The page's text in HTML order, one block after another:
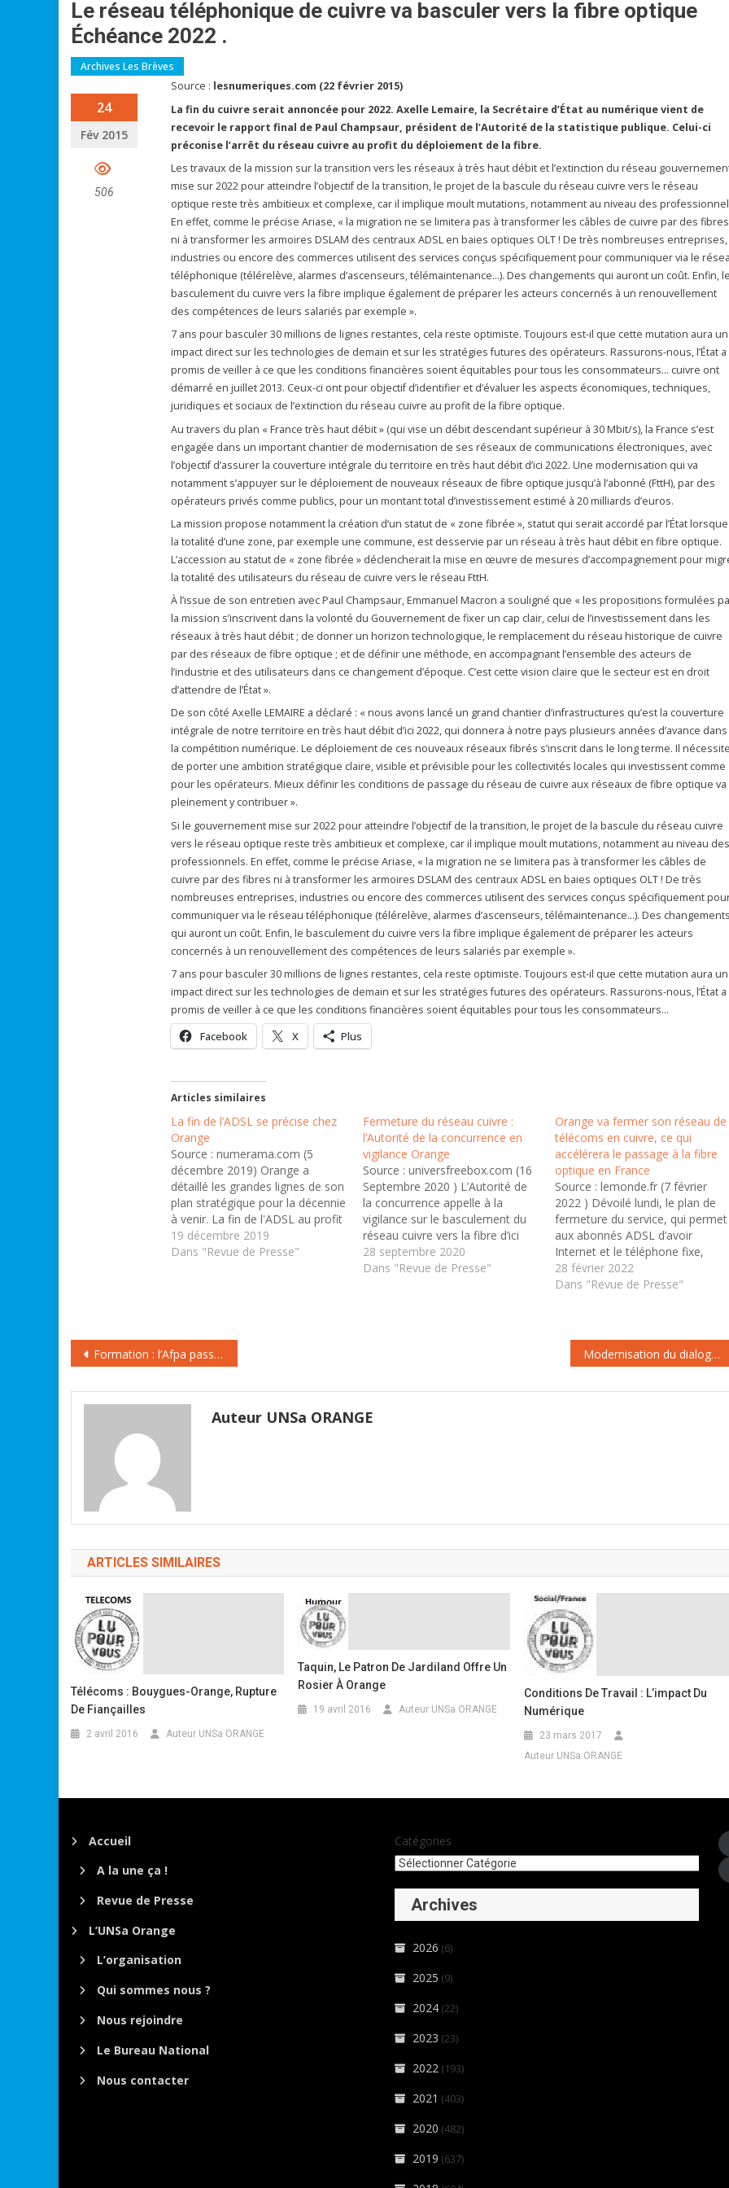
Le réseau téléphonique de cuivre va basculer vers la fibre optique
Échéance 2022 .
Archives Les Brèves
24
Fév 2015
506
Source : lesnumeriques.com (22 février 2015)
La fin du cuivre serait annoncée pour 2022. Axelle Lemaire, la Secrétaire d’État au numérique vient de
recevoir le rapport final de Paul Champsaur, président de l’Autorité de la statistique publique. Celui-ci
préconise l’arrêt du réseau cuivre au profit du déploiement de la fibre.
Les travaux de la mission sur la transition vers les réseaux à très haut débit et l’extinction du réseau
mise sur 2022 pour atteindre l’objectif de la transition, le projet de la bascule du réseau cuivre vers le réseau
optique reste très ambitieux et complexe, car il implique moult mutations, notamment au niveau des
En effet, comme le précise Ariase, « la migration ne se limitera pas à transformer les câbles de cuivre par des fibres
ni à transformer les armoires DSLAM des centraux ADSL en baies optiques OLT ! De très nombreuses entreprises,
industries ou encore des commerces utilisent des services conçus spécifiquement pour communiquer via le
téléphonique (télérelève, alarmes d’ascenseurs, télémaintenance…). Des changements qui auront un coût. Enfin,
basculement du cuivre vers la fibre implique également de préparer les acteurs concernés à un renouvellement
des compétences de leurs salariés par exemple ».
7 ans pour basculer 30 millions de lignes restantes, cela reste optimiste. Toujours est-il que cette mutation aura un
impact direct sur les technologies de demain et sur les stratégies futures des opérateurs. Rassurons-nous, l’État a
promis de veiller à ce que les conditions financières soient équitables pour tous les consommateurs… cuivre ont
démarré en juillet 2013. Ceux-ci ont pour objectif d’identifier et d’évaluer les aspects économiques, techniques,
juridiques et sociaux de l’extinction du réseau cuivre au profit de la fibre optique.
Au travers du plan « France très haut débit » (qui vise un débit descendant supérieur à 30 Mbit/s), la France s’est
engagée dans un important chantier de modernisation de ses réseaux de communications électroniques, avec
l’objectif d’assurer la couverture intégrale du territoire en très haut débit d’ici 2022. Une modernisation qui va
notamment s’appuyer sur le déploiement de nouveaux réseaux de fibre optique jusqu’à l’abonné (FttH), par des
opérateurs privés comme publics, pour un montant total d’investissement estimé à 20 milliards d’euros.
La mission propose notamment la création d’un statut de « zone fibrée », statut qui serait accordé par l’État lorsque
la totalité d’une zone, par exemple une commune, est desservie par un réseau à très haut débit en fibre optique.
L’accession au statut de « zone fibrée » déclencherait la mise en œuvre de mesures d’accompagnement pour
la totalité des utilisateurs du réseau de cuivre vers le réseau FttH.
À l’issue de son entretien avec Paul Champsaur, Emmanuel Macron a souligné que « les propositions formulées
la mission s’inscrivent dans la volonté du Gouvernement de fixer un cap clair, celui de l’investissement dans les
réseaux à très haut débit ; de donner un horizon technologique, le remplacement du réseau historique de cuivre
par des réseaux de fibre optique ; et de définir une méthode, en accompagnant l’ensemble des acteurs de
l’industrie et des utilisateurs dans ce changement d’époque. C’est cette vision claire que le secteur est en droit
d’attendre de l’État ».
De son côté Axelle LEMAIRE a déclaré : « nous avons lancé un grand chantier d’infrastructures qu’est la couverture
intégrale de notre territoire en très haut débit d’ici 2022, qui donnera à notre pays plusieurs années d’avance dans
la compétition numérique. Le déploiement de ces nouveaux réseaux fibrés s’inscrit dans le long terme. Il
de porter une ambition stratégique claire, visible et prévisible pour les collectivités locales qui investissent comme
pour les opérateurs. Mieux définir les conditions de passage du réseau de cuivre aux réseaux de fibre optique va
pleinement y contribuer ».
Si le gouvernement mise sur 2022 pour atteindre l’objectif de la transition, le projet de la bascule du réseau cuivre
vers le réseau optique reste très ambitieux et complexe, car il implique moult mutations, notamment au niveau des
professionnels. En effet, comme le précise Ariase, « la migration ne se limitera pas à transformer les câbles de
cuivre par des fibres ni à transformer les armoires DSLAM des centraux ADSL en baies optiques OLT ! De très
nombreuses entreprises, industries ou encore des commerces utilisent des services conçus spécifiquement
communiquer via le réseau téléphonique (télérelève, alarmes d’ascenseurs, télémaintenance…). Des
qui auront un coût. Enfin, le basculement du cuivre vers la fibre implique également de préparer les acteurs
concernés à un renouvellement des compétences de leurs salariés par exemple ».
7 ans pour basculer 30 millions de lignes restantes, cela reste optimiste. Toujours est-il que cette mutation aura un
impact direct sur les technologies de demain et sur les stratégies futures des opérateurs. Rassurons-nous, l’État a
promis de veiller à ce que les conditions financières soient équitables pour tous les consommateurs…
Facebook X Plus
Articles similaires
La fin de l’ADSL se précise chez
Orange
Source : numerama.com (5
décembre 2019) Orange a
détaillé les grandes lignes de son
plan stratégique pour la décennie
à venir. La fin de l'ADSL au profit
de la fibre optique est évoquée.
Avec la montée en puissance de
19 décembre 2019
Dans "Revue de Presse"
Fermeture du réseau cuivre :
l’Autorité de la concurrence en
vigilance Orange
Source : universfreebox.com (16
Septembre 2020 ) L’Autorité de
la concurrence appelle à la
vigilance sur le basculement du
réseau cuivre vers la fibre d’ici
2030. Dans le même temps, elle
approuve la fermeture rapide du
28 septembre 2020
Dans "Revue de Presse"
Orange va fermer son réseau de
télécoms en cuivre, ce qui
accélérera le passage à la fibre
optique en France
Source : lemonde.fr (7 février
2022 ) Dévoilé lundi, le plan de
fermeture du service, qui permet
aux abonnés ADSL d’avoir
Internet et le téléphone fixe,
prendra plusieurs années. Il
promet des tensions entre
maison privée…
28 février 2022
Dans "Revue de Presse"
Navigation
de
l’article
Formation : l’Afpa passe au e-learning avec Orange . Modernisation du dialogue social : des pistes intéressantes
Auteur UNSa ORANGE
ARTICLES SIMILAIRES
Télécoms : Bouygues-Orange, Rupture
De Fiançailles
2 avril 2016 Auteur UNSa ORANGE
Taquin, Le Patron De Jardiland Offre Un
Rosier À Orange
19 avril 2016 Auteur UNSa ORANGE
Conditions De Travail : L’impact Du
Numérique
23 mars 2017
Auteur UNSa ORANGE
Accueil
A la une ça !
Revue de Presse
L’UNSa Orange
L’organisation
Qui sommes nous ?
Nous rejoindre
Le Bureau National
Nous contacter
Catégories
Archives
2026 (6)
2025 (9)
2024 (22)
2023 (23)
2022 (193)
2021 (403)
2020 (482)
2019 (637)